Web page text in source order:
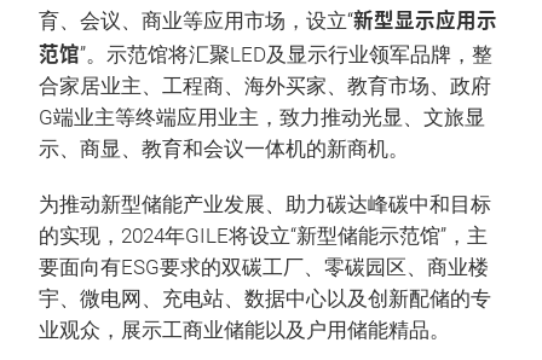
育、会议、商业等应用市场，设立“新型显示应用示
范馆”。示范馆将汇聚LED及显示行业领军品牌，整
合家居业主、工程商、海外买家、教育市场、政府
G端业主等终端应用业主，致力推动光显、文旅显
示、商显、教育和会议一体机的新商机。
为推动新型储能产业发展、助力碳达峰碳中和目标
的实现，2024年GILE将设立“新型储能示范馆”，主
要面向有ESG要求的双碳工厂、零碳园区、商业楼
宇、微电网、充电站、数据中心以及创新配储的专
业观众，展示工商业储能以及户用储能精品。